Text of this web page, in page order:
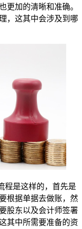
更加的清晰和准确。
，这其中会涉及到哪
是这样的，首先是
根据单据去做账，然
股东以及会计师签署
其中所需要准备的资